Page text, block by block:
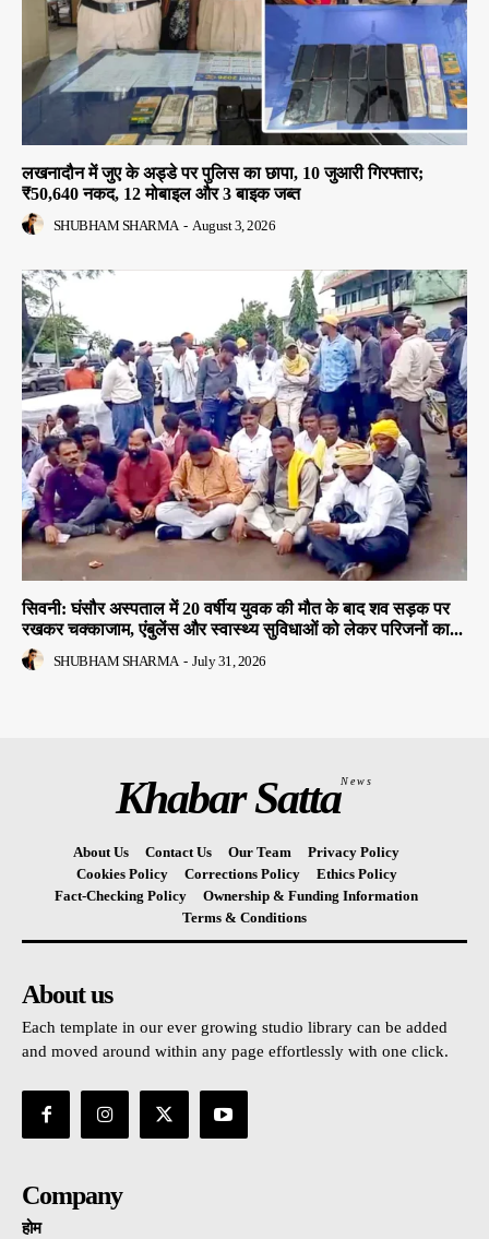
लखनादौन में जुए के अड्डे पर पुलिस का छापा, 10 जुआरी गिरफ्तार;
₹50,640 नकद, 12 मोबाइल और 3 बाइक जब्त
SHUBHAM SHARMA - August 3, 2026
सिवनी: घंसौर अस्पताल में 20 वर्षीय युवक की मौत के बाद शव सड़क पर
रखकर चक्काजाम, एंबुलेंस और स्वास्थ्य सुविधाओं को लेकर परिजनों का...
SHUBHAM SHARMA - July 31, 2026
Khabar SattaNews
About Us Contact Us Our Team
Privacy Policy
Cookies Policy
Corrections Policy
Ethics Policy
Fact-Checking Policy
Ownership & Funding Information
Terms & Conditions
About us
Each template in our ever growing studio library can be added
and moved around within any page effortlessly with one click.
Company
होम